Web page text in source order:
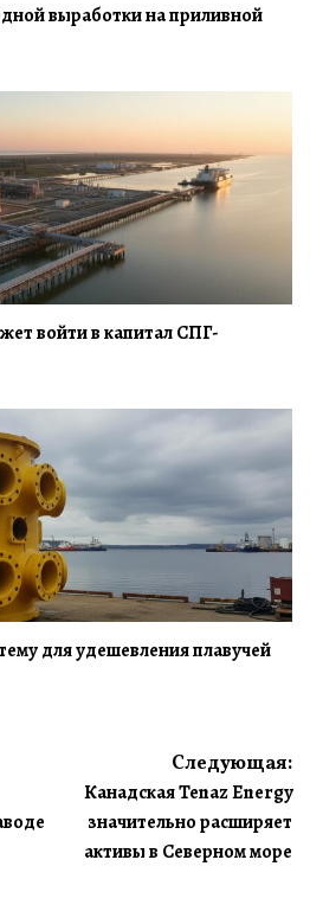
выработки на приливной
войти в капитал СПГ-
для удешевления плавучей
Следующая:
Канадская Tenaz Energy
значительно расширяет
активы в Северном море